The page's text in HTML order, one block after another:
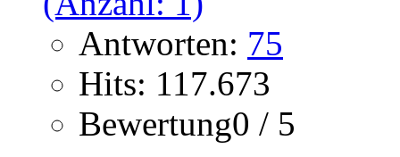
Antworten: 75
Hits: 117.673
Bewertung0 / 5